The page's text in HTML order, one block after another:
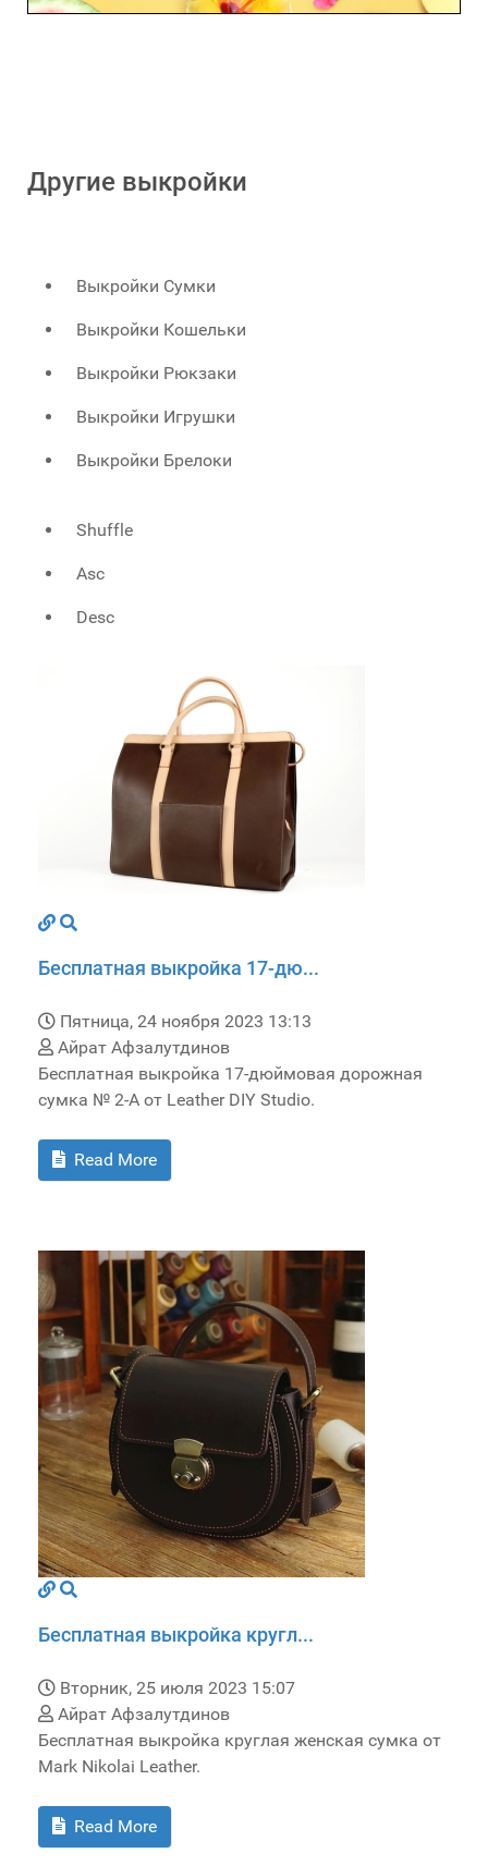
Другие выкройки
Выкройки Сумки
Выкройки Кошельки
Выкройки Рюкзаки
Выкройки Игрушки
Выкройки Брелоки
Shuffle
Asc
Desc
Бесплатная выкройка 17-дю...
Пятница, 24 ноября 2023 13:13
Айрат Афзалутдинов
Бесплатная выкройка 17-дюймовая дорожная
сумка № 2-А от Leather DIY Studio.
Read More
Бесплатная выкройка кругл...
Вторник, 25 июля 2023 15:07
Айрат Афзалутдинов
Бесплатная выкройка круглая женская сумка от
Mark Nikolai Leather.
Read More